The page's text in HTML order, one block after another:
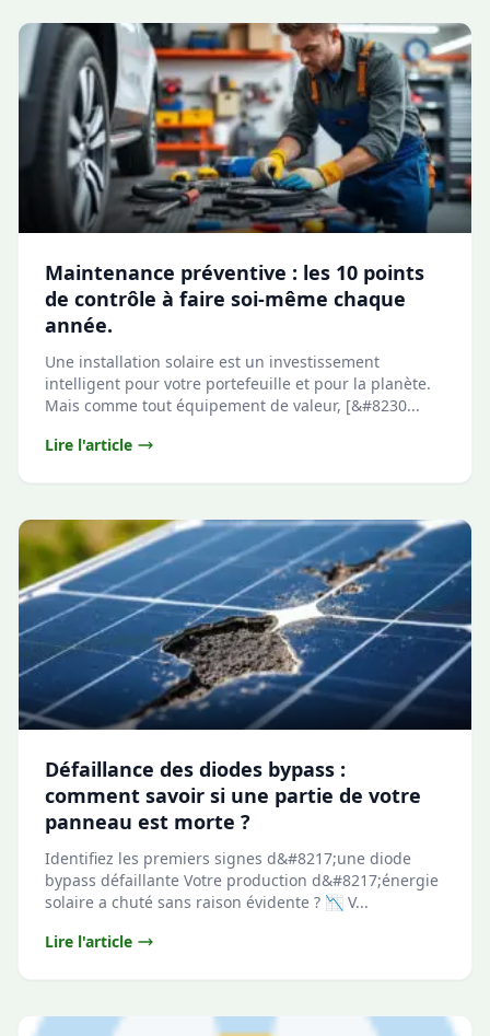
Maintenance préventive : les 10 points
de contrôle à faire soi-même chaque
année.
Une installation solaire est un investissement
intelligent pour votre portefeuille et pour la planète.
Mais comme tout équipement de valeur, [&#8230...
Lire l'article
Défaillance des diodes bypass :
comment savoir si une partie de votre
panneau est morte ?
Identifiez les premiers signes d&#8217;une diode
bypass défaillante Votre production d&#8217;énergie
solaire a chuté sans raison évidente ? 📉 V...
Lire l'article